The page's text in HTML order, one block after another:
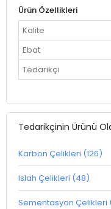
Ürün Özellikleri
Kalite
Ebat
Tedarikçi
Tedarikçinin Ürünü
Karbon Çelikleri (126)
Islah Çelikleri (48)
Sementasyon Çelikleri